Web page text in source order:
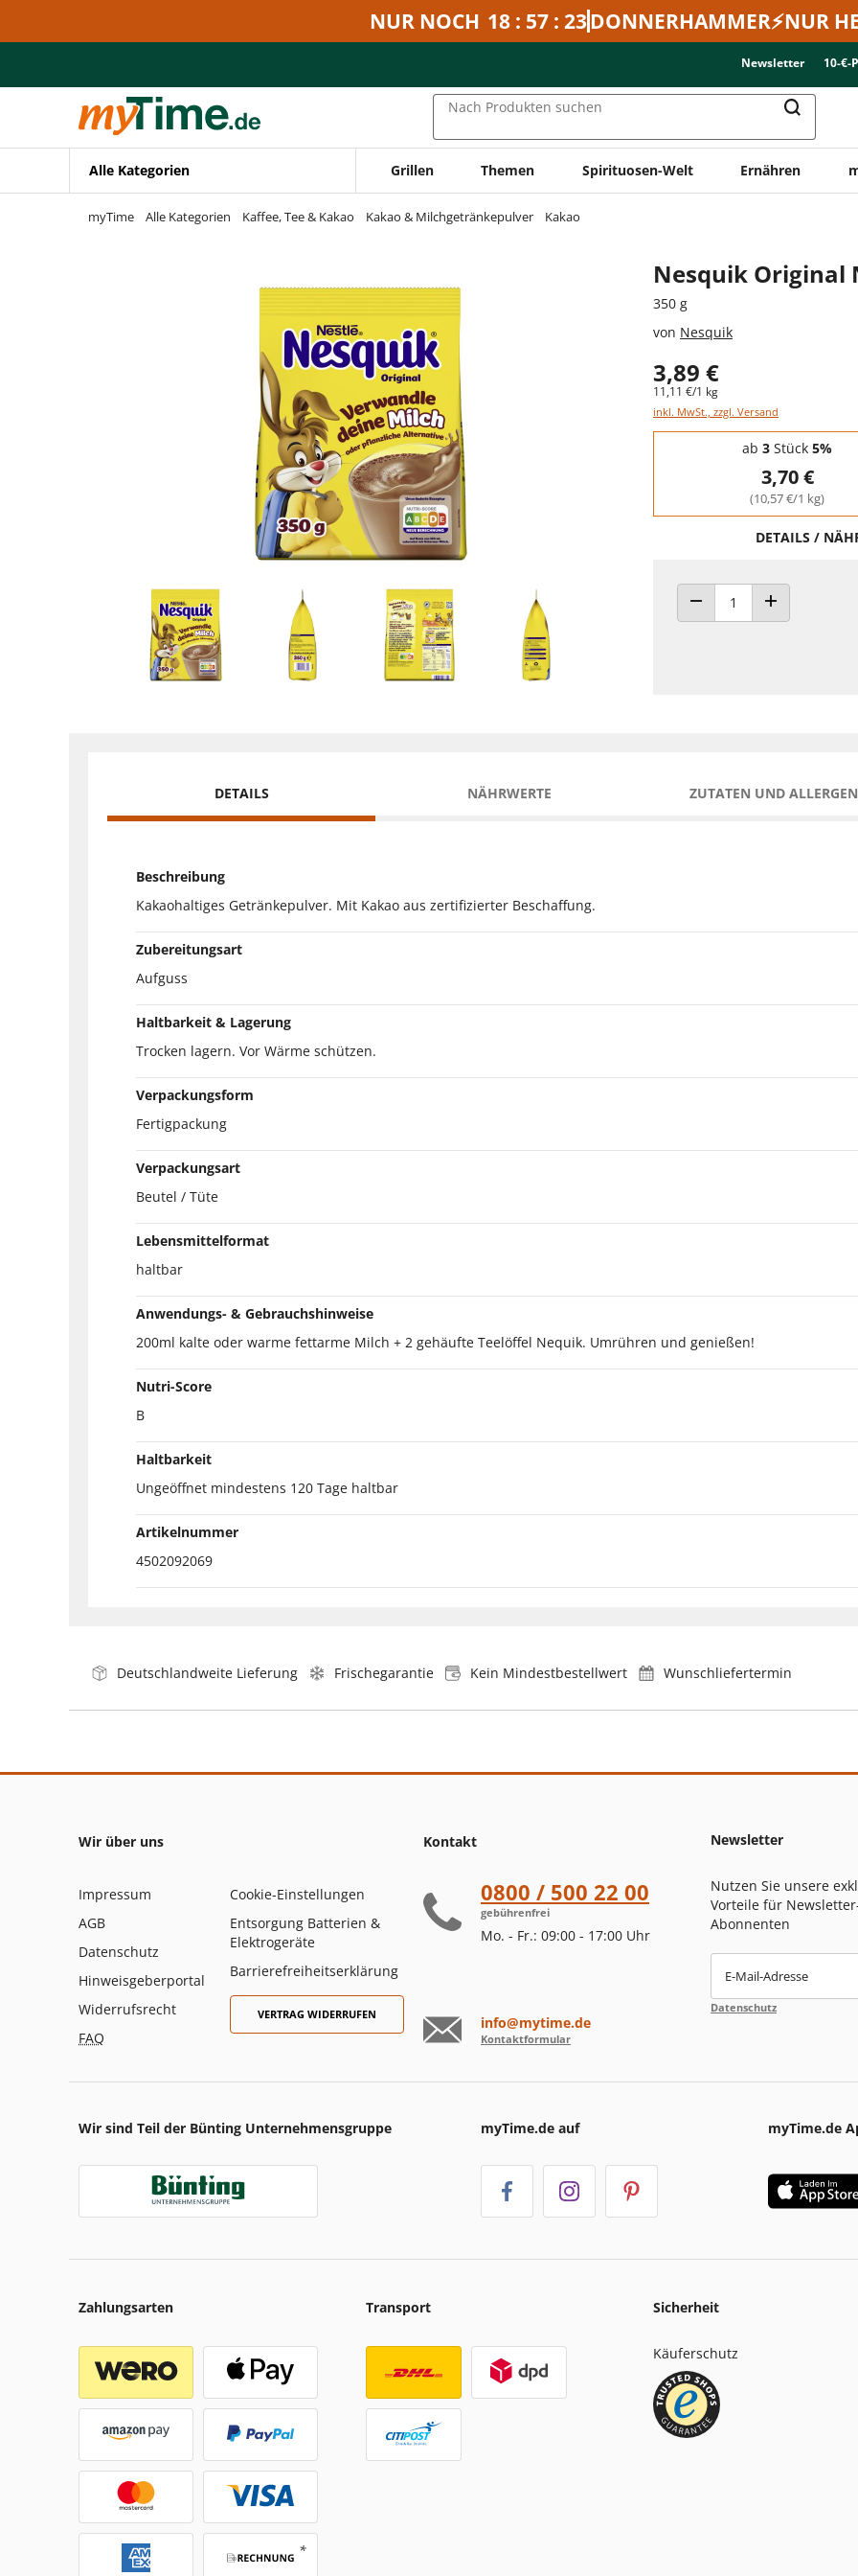
Zur Navigation springen
NUR NOCH 18 : 57 : 23DONNERHAMMER⚡NUR
Newsletter 10-€-
Nach Produkten suchen
Alle Kategorien Grillen Themen Spirituosen-Welt Ernähren
myTime Alle Kategorien Kaffee, Tee & Kakao Kakao & Milchgetränkepulver Kakao
Nesquik Original
350 g
von Nesquik
3,89 €
11,11 €/1 kg
inkl. MwSt., zzgl. Versand
Staffelpreise - Mengenrabatt
ab 3 Stück 5%
3,70 €
(10,57 €/1 kg)
DETAILS /
ANZAHL VERRINGERN
ANZAHL
DETAILS NÄHRWERTE ZUTATEN UND
Beschreibung
Kakaohaltiges Getränkepulver. Mit Kakao aus zertifizierter Beschaffung.
Zubereitungsart
Aufguss
Haltbarkeit & Lagerung
Trocken lagern. Vor Wärme schützen.
Verpackungsform
Fertigpackung
Verpackungsart
Beutel / Tüte
Lebensmittelformat
haltbar
Anwendungs- & Gebrauchshinweise
200ml kalte oder warme fettarme Milch + 2 gehäufte Teelöffel Nequik. Umrühren und genießen!
Nutri-Score
B
Haltbarkeit
Ungeöffnet mindestens 120 Tage haltbar
Artikelnummer
4502092069
Deutschlandweite Lieferung Frischegarantie Kein Mindestbestellwert Wunschliefertermin
Wir über uns
Impressum
AGB
Datenschutz
Hinweisgeberportal
Widerrufsrecht
FAQ
Cookie-Einstellungen
Entsorgung Batterien &
Elektrogeräte
Barrierefreiheitserklärung
VERTRAG WIDERRUFEN
Kontakt
0800 / 500 22 00
gebührenfrei
Mo. - Fr.: 09:00 - 17:00 Uhr
info@mytime.de
Kontaktformular
Newsletter
Nutzen Sie unsere
Vorteile für
Abonnenten
E-Mail-Adresse
Datenschutz
Wir sind Teil der Bünting Unternehmensgruppe myTime.de auf myTime.de
Zahlungsarten Transport Sicherheit
Käuferschutz